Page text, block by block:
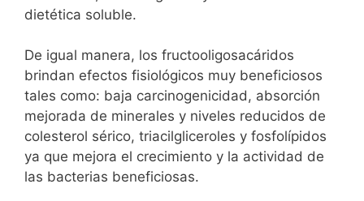
dietética soluble.
De igual manera, los fructooligosacáridos
brindan efectos fisiológicos muy beneficiosos
tales como: baja carcinogenicidad, absorción
mejorada de minerales y niveles reducidos de
colesterol sérico, triacilgliceroles y fosfolípidos
ya que mejora el crecimiento y la actividad de
las bacterias beneficiosas.